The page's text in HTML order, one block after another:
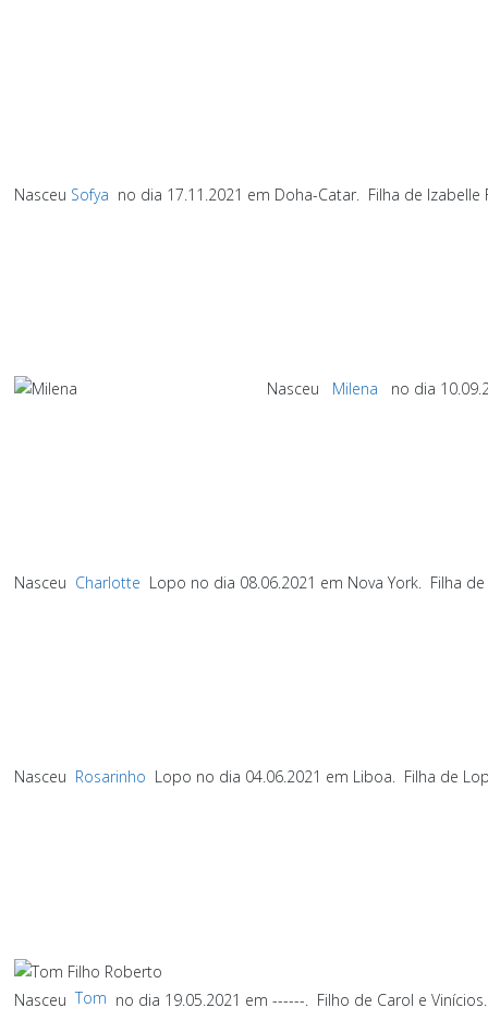
Nasceu Sofya no dia 17.11.2021 em Doha-Catar. Filha de
Nasceu Milena no dia
Nasceu Charlotte Lopo no dia 08.06.2021 em Nova York. Filha
Nasceu Rosarinho Lopo no dia 04.06.2021 em Liboa. Filha de
Nasceu Tom no dia 19.05.2021 em ------. Filho de Carol e